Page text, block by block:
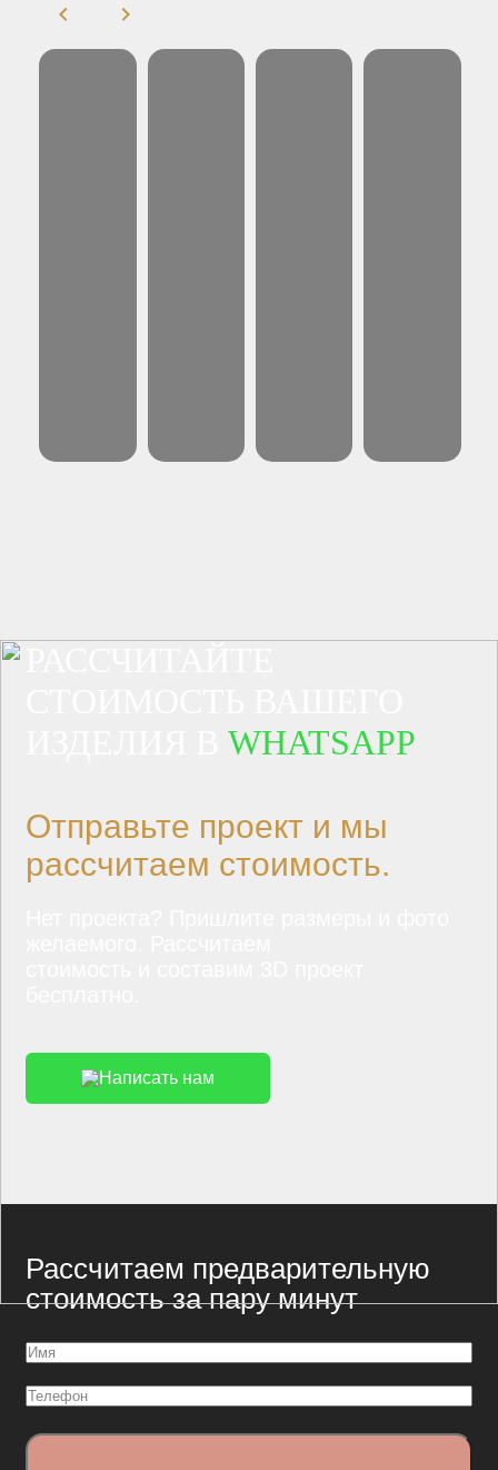
ИЗДЕЛИЯ ВWHATSAPP
Отправьте проект и мы
рассчитаем стоимость.
Написать нам
Рассчитаем предварительную
стоимость за пару минут
Имя
Телефон